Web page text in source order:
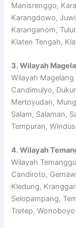
Manisrenggo,
Karangdowo,
Karanganom,
Klaten Tengah,
3. Wilayah
Wilayah
Candimulyo,
Mertoyudan,
Salam, Salaman,
Tempuran,
4. Wilayah
Wilayah
Candiroto,
Kledung,
Selopampang,
Tretep, Wonoboyo